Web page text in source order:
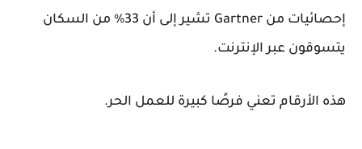
إحصائيات من Gartner تشير إلى أن 33% من السكان
يتسوقون عبر الإنترنت.
هذه الأرقام تعني فرصًا كبيرة للعمل الحر.